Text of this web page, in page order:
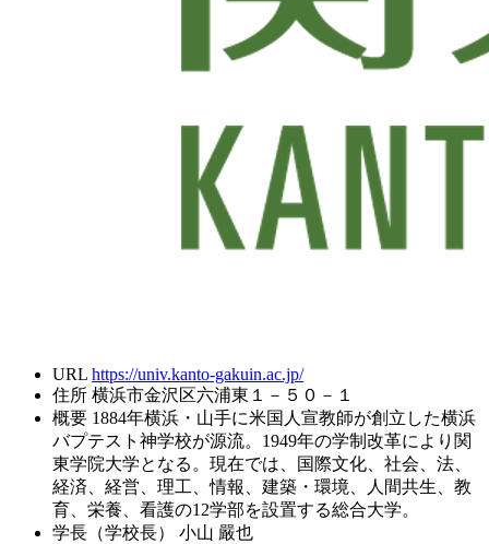
URL https://univ.kanto-gakuin.ac.jp/
住所 横浜市金沢区六浦東１－５０－１
概要 1884年横浜・山手に米国人宣教師が創立した横浜
バプテスト神学校が源流。1949年の学制改革により関
東学院大学となる。現在では、国際文化、社会、法、
経済、経営、理工、情報、建築・環境、人間共生、教
育、栄養、看護の12学部を設置する総合大学。
学長（学校長）
小山 嚴也